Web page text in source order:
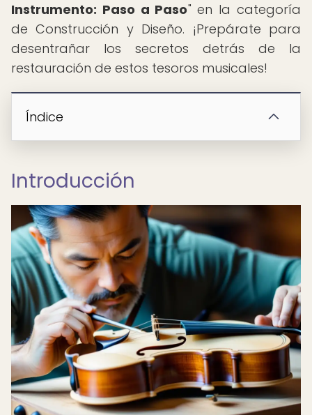
Instrumento: Paso a Paso" en la categoría
de Construcción y Diseño. ¡Prepárate para
desentrañar los secretos detrás de la
restauración de estos tesoros musicales!
Índice
Introducción